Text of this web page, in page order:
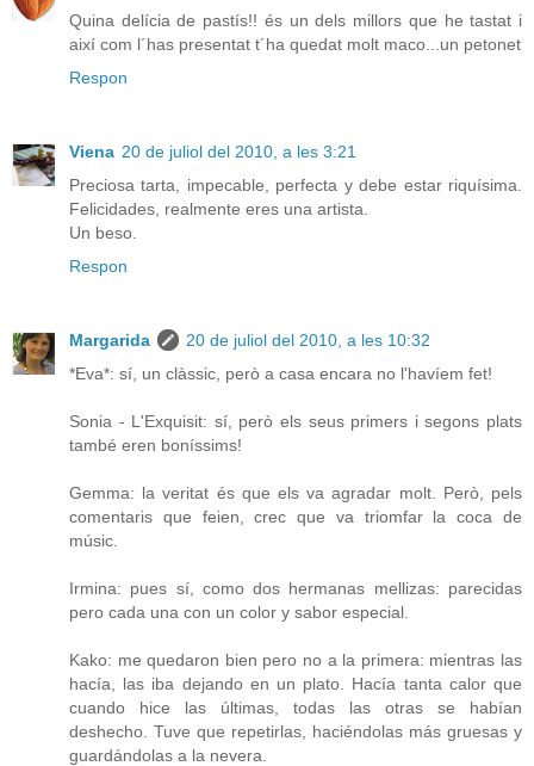
Quina delícia de pastís!! és un dels millors que he tastat i
així com l´has presentat t´ha quedat molt maco...un petonet
Respon
Viena 20 de juliol del 2010, a les 3:21
Preciosa tarta, impecable, perfecta y debe estar riquísima.
Felicidades, realmente eres una artista.
Un beso.
Respon
Margarida
20 de juliol del 2010, a les 10:32
*Eva*: sí, un clàssic, però a casa encara no l'havíem fet!
Sonia - L'Exquisit: sí, però els seus primers i segons plats
també eren boníssims!
Gemma: la veritat és que els va agradar molt. Però, pels
comentaris que feien, crec que va triomfar la coca de
músic.
Irmina: pues sí, como dos hermanas mellizas: parecidas
pero cada una con un color y sabor especial.
Kako: me quedaron bien pero no a la primera: mientras las
hacía, las iba dejando en un plato. Hacía tanta calor que
cuando hice las últimas, todas las otras se habían
deshecho. Tuve que repetirlas, haciéndolas más gruesas y
guardándolas a la nevera.